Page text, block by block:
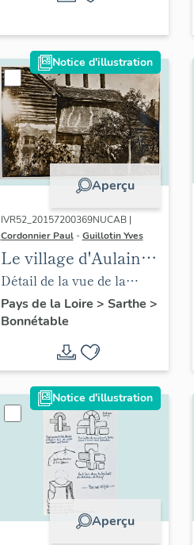
Notice d'illustration
Aperçu
IVR52_20157200369NUCAB |
Cordonnier Paul -Guillotin Yves
Le village d'Aulaines
à Bonnétable.
Détail de la vue de la
poterie Hayes en 1931.
Pays de la Loire > Sarthe >
Bonnétable
Notice d'illustration
Aperçu